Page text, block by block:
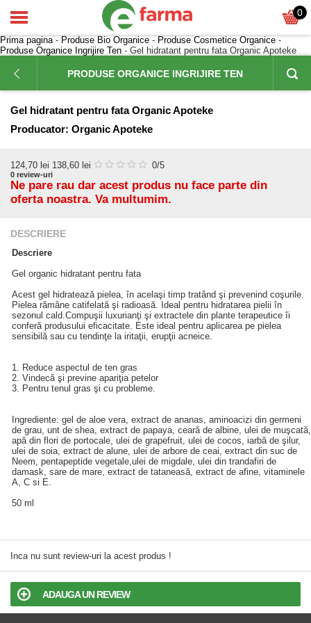
0
Prima pagina- Produse Bio Organice - Produse Cosmetice Organice -
Produse Organice Ingrijire Ten - Gel hidratant pentru fata Organic Apoteke
PRODUSE ORGANICE INGRIJIRE TEN
Gel hidratant pentru fata Organic Apoteke
Producator: Organic Apoteke
124,70 lei 138,60 lei 0/5
0 review-uri
Ne pare rau dar acest produs nu face parte din
oferta noastra. Va multumim.
DESCRIERE
Descriere
Gel organic hidratant pentru fata
Acest gel hidratează pielea, în acelaşi timp tratând şi prevenind coşurile.
Pielea rămâne catifelată şi radioasă. Ideal pentru hidratarea pielii în
sezonul cald.Compuşii luxurianţi şi extractele din plante terapeutice îi
conferă produsului eficacitate. Este ideal pentru aplicarea pe pielea
sensibilă sau cu tendinţe la iritaţii, erupţii acneice.
1. Reduce aspectul de ten gras
2. Vindecă şi previne apariţia petelor
3. Pentru tenul gras şi cu probleme.
Ingrediente: gel de aloe vera, extract de ananas, aminoacizi din germeni
de grau, unt de shea, extract de papaya, ceară de albine, ulei de muşcată,
apă din flori de portocale, ulei de grapefruit, ulei de cocos, iarbă de şilur,
ulei de soia, extract de alune, ulei de arbore de ceai, extract din suc de
Neem, pentapeptide vegetale,ulei de migdale, ulei din trandafiri de
damask, sare de mare, extract de tataneasă, extract de afine, vitaminele
A, C si E.
50 ml
Inca nu sunt review-uri la acest produs !
ADAUGA UN REVIEW